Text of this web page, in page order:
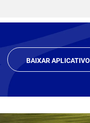
BAIXAR APLICATIVO